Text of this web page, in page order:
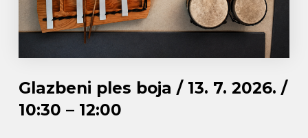
Glazbeni ples boja / 13. 7. 2026. /
10:30 – 12:00